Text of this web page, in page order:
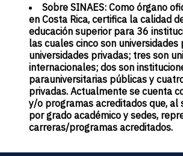
Sobre SINAES: Como órgano
en Costa Rica, certifica la calidad
educación superior para 36
las cuales cinco son
universidades privadas; tres son
internacionales; dos son
parauniversitarias públicas y
privadas. Actualmente se cuenta
y/o programas acreditados que, al
por grado académico y sedes,
carreras/programas acreditados.